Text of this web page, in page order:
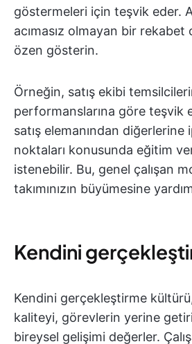
göstermeleri için teşvik eder.
acımasız olmayan bir rekabet
özen gösterin.
Örneğin, satış ekibi
performanslarına göre teşvik
satış elemanından diğerlerine
noktaları konusunda eğitim
istenebilir. Bu, genel çalışan
takımınızın büyümesine
Kendini
Kendini gerçekleştirme kültürü,
kaliteyi, görevlerin yerine
bireysel gelişimi değerler.